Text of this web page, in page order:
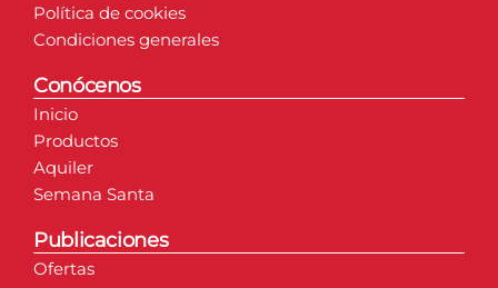
Política de cookies
Condiciones generales
Conócenos
Inicio
Productos
Aquiler
Semana Santa
Publicaciones
Ofertas